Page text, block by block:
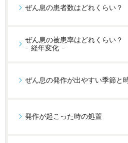
ぜん息の患者数はどれくらい？
ぜん息の被患率はどれくらい？
- 経年変化 -
ぜん息の発作が出やすい季節と
発作が起こった時の処置